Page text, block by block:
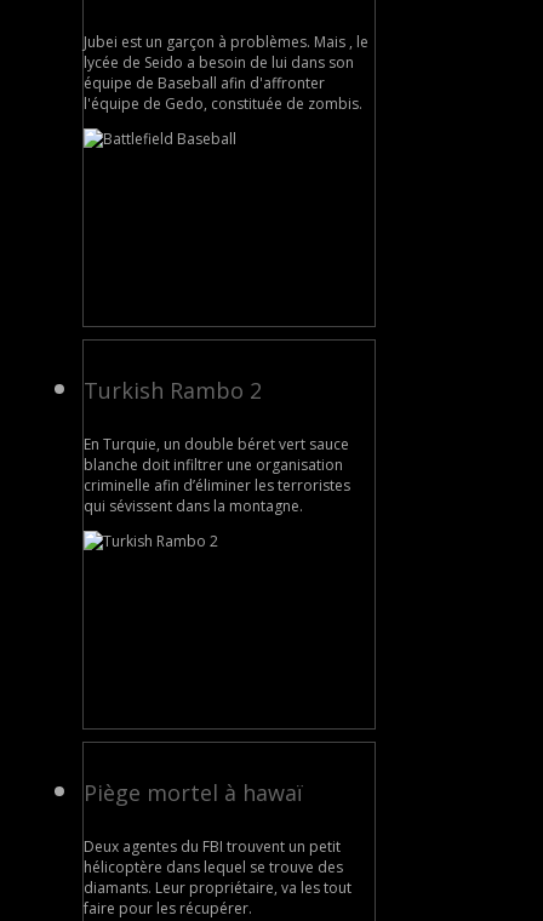
Jubei est un garçon à problèmes. Mais , le
lycée de Seido a besoin de lui dans son
équipe de Baseball afin d'affronter
l'équipe de Gedo, constituée de zombis.
Turkish Rambo 2
En Turquie, un double béret vert sauce
blanche doit infiltrer une organisation
criminelle afin d’éliminer les terroristes
qui sévissent dans la montagne.
Piège mortel à hawaï
Deux agentes du FBI trouvent un petit
hélicoptère dans lequel se trouve des
diamants. Leur propriétaire, va les tout
faire pour les récupérer.